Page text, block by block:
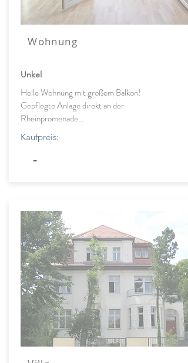
Wohnung
Unkel
Helle Wohnung mit großem Balkon!
Gepflegte Anlage direkt an der
Rheinpromenade...
Kaufpreis:
-